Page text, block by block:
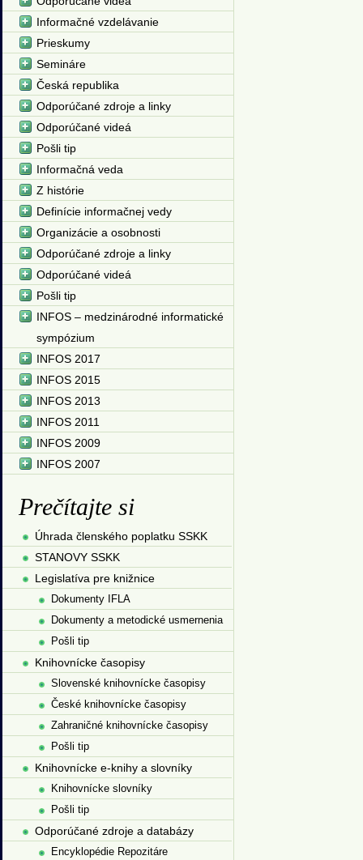
Informačné vzdelávanie
Prieskumy
Semináre
Česká republika
Odporúčané zdroje a linky
Odporúčané videá
Pošli tip
Informačná veda
Z histórie
Definície informačnej vedy
Organizácie a osobnosti
Odporúčané zdroje a linky
Odporúčané videá
Pošli tip
INFOS – medzinárodné informatické
sympózium
INFOS 2017
INFOS 2015
INFOS 2013
INFOS 2011
INFOS 2009
INFOS 2007
Prečítajte si
Úhrada členského poplatku SSKK
STANOVY SSKK
Legislatíva pre knižnice
Dokumenty IFLA
Dokumenty a metodické usmernenia
Pošli tip
Knihovnícke časopisy
Slovenské knihovnícke časopisy
České knihovnícke časopisy
Zahraničné knihovnícke časopisy
Pošli tip
Knihovnícke e-knihy a slovníky
Knihovnícke slovníky
Pošli tip
Odporúčané zdroje a databázy
Encyklopédie Repozitáre